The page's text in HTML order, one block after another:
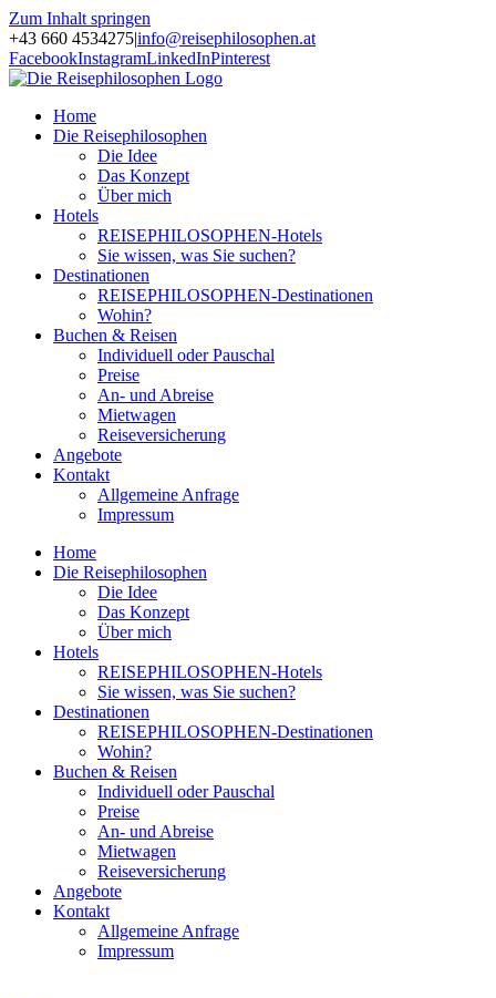
Zum Inhalt springen
+43 660 4534275|info@reisephilosophen.at
FacebookInstagramLinkedInPinterest
Home
Die Reisephilosophen
Die Idee
Das Konzept
Über mich
Hotels
REISEPHILOSOPHEN-Hotels
Sie wissen, was Sie suchen?
Destinationen
REISEPHILOSOPHEN-Destinationen
Wohin?
Buchen & Reisen
Individuell oder Pauschal
Preise
An- und Abreise
Mietwagen
Reiseversicherung
Angebote
Kontakt
Allgemeine Anfrage
Impressum
Home
Die Reisephilosophen
Die Idee
Das Konzept
Über mich
Hotels
REISEPHILOSOPHEN-Hotels
Sie wissen, was Sie suchen?
Destinationen
REISEPHILOSOPHEN-Destinationen
Wohin?
Buchen & Reisen
Individuell oder Pauschal
Preise
An- und Abreise
Mietwagen
Reiseversicherung
Angebote
Kontakt
Allgemeine Anfrage
Impressum